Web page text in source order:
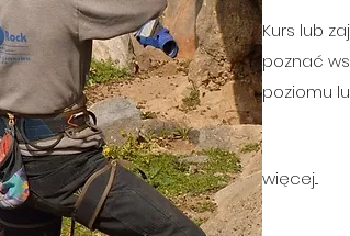
Kurs lub
poznać
poziomu
więcej...